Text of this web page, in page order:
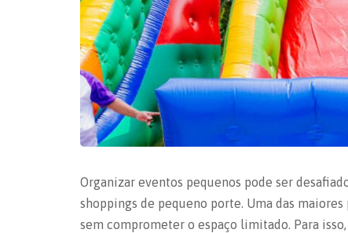
Organizar eventos pequenos pode ser
shoppings de pequeno porte. Uma das
sem comprometer o espaço limitado. Para